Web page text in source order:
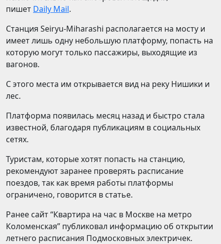
пишет Daily Mail.
Станция Seiryu-Miharashi располагается на мосту и
имеет лишь одну небольшую платформу, попасть на
которую могут только пассажиры, выходящие из
вагонов.
С этого места им открывается вид на реку Нишики и
лес.
Платформа появилась месяц назад и быстро стала
известной, благодаря публикациям в социальных
сетях.
Туристам, которые хотят попасть на станцию,
рекомендуют заранее проверять расписание
поездов, так как время работы платформы
ограничено, говорится в статье.
Ранее сайт “Квартира на час в Москве на метро
Коломенская” публиковал информацию об открытии
летнего расписания Подмосковных электричек.